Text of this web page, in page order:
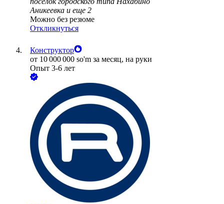
Аникеевка и еще 2
Можно без резюме
Откликнуться
Конструктор
от 10 000 000 so'm за месяц, на руки
Опыт 3-6 лет